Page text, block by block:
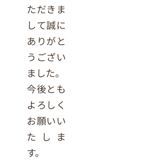
ただきま
して誠に
ありがと
うござい
ました。
今後とも
よろしく
お願いい
たしま
す。